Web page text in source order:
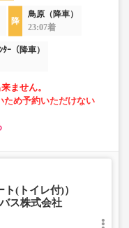
鳥原（降車）
23:07着
ｰ（降車）
ません。
ため予約いただけない
ます。これに伴い、
。
り異なります。
両により異なりま
(トイレ付)）
ス株式会社